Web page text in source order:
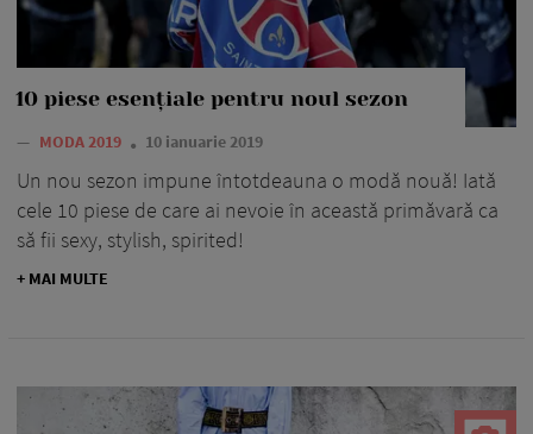
10 piese esențiale pentru noul sezon
— MODA 2019 10 ianuarie 2019
Un nou sezon impune întotdeauna o modă nouă! Iată
cele 10 piese de care ai nevoie în această primăvară ca
să fii sexy, stylish, spirited!
+ MAI MULTE